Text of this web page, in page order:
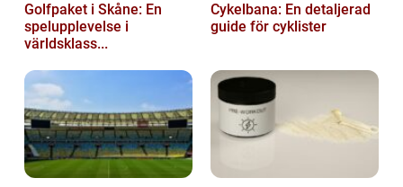
Golfpaket i Skåne: En
spelupplevelse i
världsklass...
Cykelbana: En detaljerad
guide för cyklister